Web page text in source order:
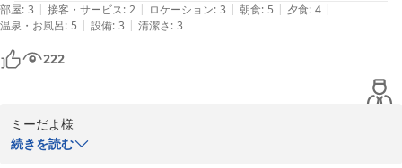
いただいたご意見はスタッフ一同で真摯に受け止め、改善に努めて
まいります。
平山温泉 奥山鹿温泉旅館
ュー順序もご検討いただきたく感じました。
今回一番残念な事は夕食中に厨房から大きな声で男性の叱咤する声が聞
こえました。一番厨房に近い席だったからでしょうが一気に食事が喉を
通らなくなりました。NGはあまり書き込みしたくないのですが今後の
中居さんは笑顔でとても感じ良く接して頂きました。しかし人も足りて
いないようで大変ですね。
ひとつの出来事で全体の印象が変わってしまう体験でした。
部屋: 3 | 接客・サービス: 2 | ロケーション: 3 | 朝食: 5 | 夕食: 4 |
温泉・お風呂: 5 | 設備: 3 | 清潔さ: 3
222
ミーだよ様
続きを読む